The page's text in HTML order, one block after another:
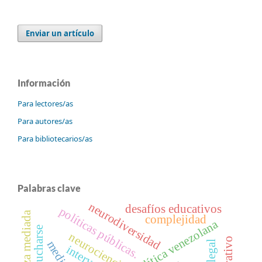
Enviar un artículo
Información
Para lectores/as
Para autores/as
Para bibliotecarios/as
Palabras clave
política venezolana
neurodiversidad
neurociencia
complejidad
desafíos educativos
escucharse políticas públicas.